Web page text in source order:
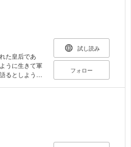
た皇后であ
うに生きて軍
るとしよう
試し読み
フォロー